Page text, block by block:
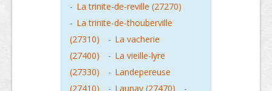
- La trinite-de-reville (27270)
- La trinite-de-thouberville
(27310)
- La vacherie
(27400)
- La vieille-lyre
(27330)
- Landepereuse
(27410)
- Launay (27470) -